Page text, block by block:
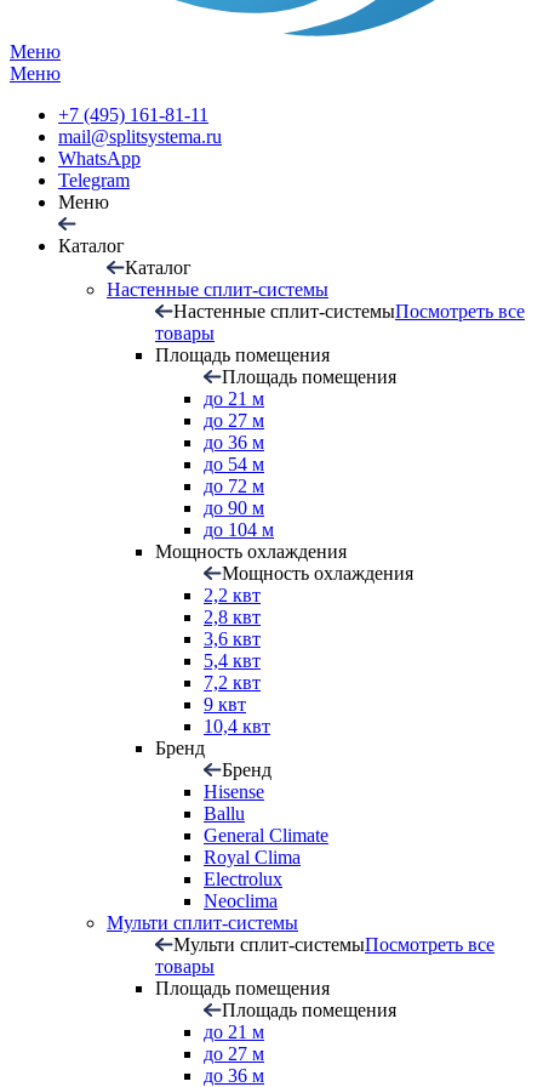
Меню
Меню
+7 (495) 161-81-11
mail@splitsystema.ru
WhatsApp
Telegram
Меню
Каталог
Каталог
Настенные сплит-системы
Настенные сплит-системыПосмотреть все
товары
Площадь помещения
Площадь помещения
до 21 м
до 27 м
до 36 м
до 54 м
до 72 м
до 90 м
до 104 м
Мощность охлаждения
Мощность охлаждения
2,2 квт
2,8 квт
3,6 квт
5,4 квт
7,2 квт
9 квт
10,4 квт
Бренд
Бренд
Hisense
Ballu
General Climate
Royal Clima
Electrolux
Neoclima
Мульти сплит-системы
Мульти сплит-системыПосмотреть все
товары
Площадь помещения
Площадь помещения
до 21 м
до 27 м
до 36 м